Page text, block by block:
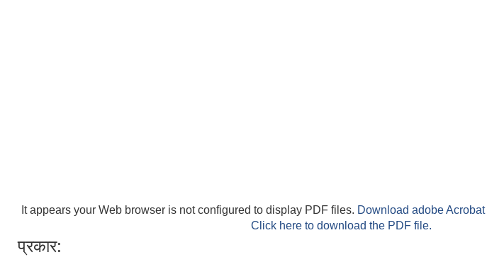
It appears your Web browser is not configured to display PDF files. Download adobe Acrobat
Click here to download the PDF file.
प्रकार: